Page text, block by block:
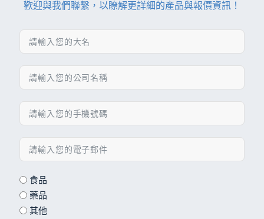
歡迎與我們聯繫，以瞭解更詳細的產品與報價資訊！
食品
藥品
其他